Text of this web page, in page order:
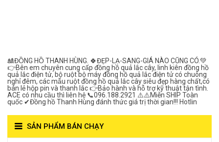
🎎ĐỒNG HỒ THANH HÙNG. 🍀ĐẸP-LẠ-SANG-GIÁ NÀO CŨNG CÓ.💚
👉Bên em chuyên cung cấp đồng hồ quả lắc cây, linh kiên đồng hồ
quả lắc điện tử, bộ ruột bộ máy đồng hồ quả lắc điện tử có chuông
nghỉ đêm, các mẫu ruột đồng hồ quả lắc cây siêu đẹp hàng chất,có
bán lẻ hộp pin và thanh lắc 👉Bảo hành và hỗ trợ kỹ thuật tận tình.
ACE có nhu cầu thì liên hệ 📞096.188.2921 ⚠️⚠️Miễn SHIP Toàn
quốc ✔Đồng hồ Thanh Hùng đánh thức giá trị thời gian!!! Hotlin
SẢN PHẨM BÁN CHẠY